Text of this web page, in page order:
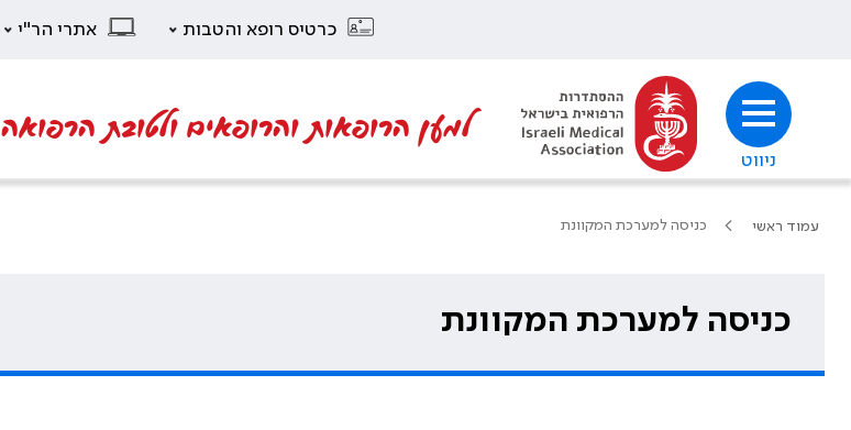
כרטיס רופא והטבות אתרי הר"י
ניווט
למען הרופאות והרופאים ולטובת הרפואה
עמוד ראשי כניסה למערכת המקוונת
כניסה למערכת המקוונת